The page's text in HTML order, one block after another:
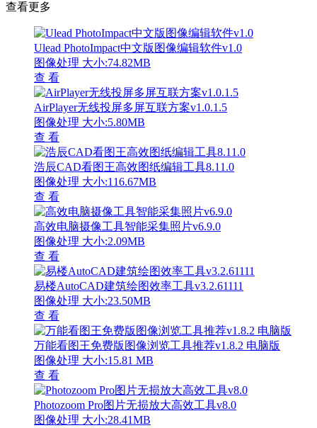
查看更多
Ulead PhotoImpact中文版图像编辑软件v1.0
图像处理 大小:74.82MB
查 看
AirPlayer无线投屏多屏互联方案v1.0.1.5
图像处理 大小:5.80MB
查 看
浩辰CAD看图王高效图纸编辑工具8.11.0
图像处理 大小:116.67MB
查 看
高效电脑摄像工具智能采集照片v6.9.0
图像处理 大小:2.09MB
查 看
易楼AutoCAD建筑绘图效率工具v3.2.61111
图像处理 大小:23.50MB
查 看
万能看图王免费版图像浏览工具推荐v1.8.2 电脑版
图像处理 大小:15.81 MB
查 看
Photozoom Pro图片无损放大高效工具v8.0
图像处理 大小:28.41MB